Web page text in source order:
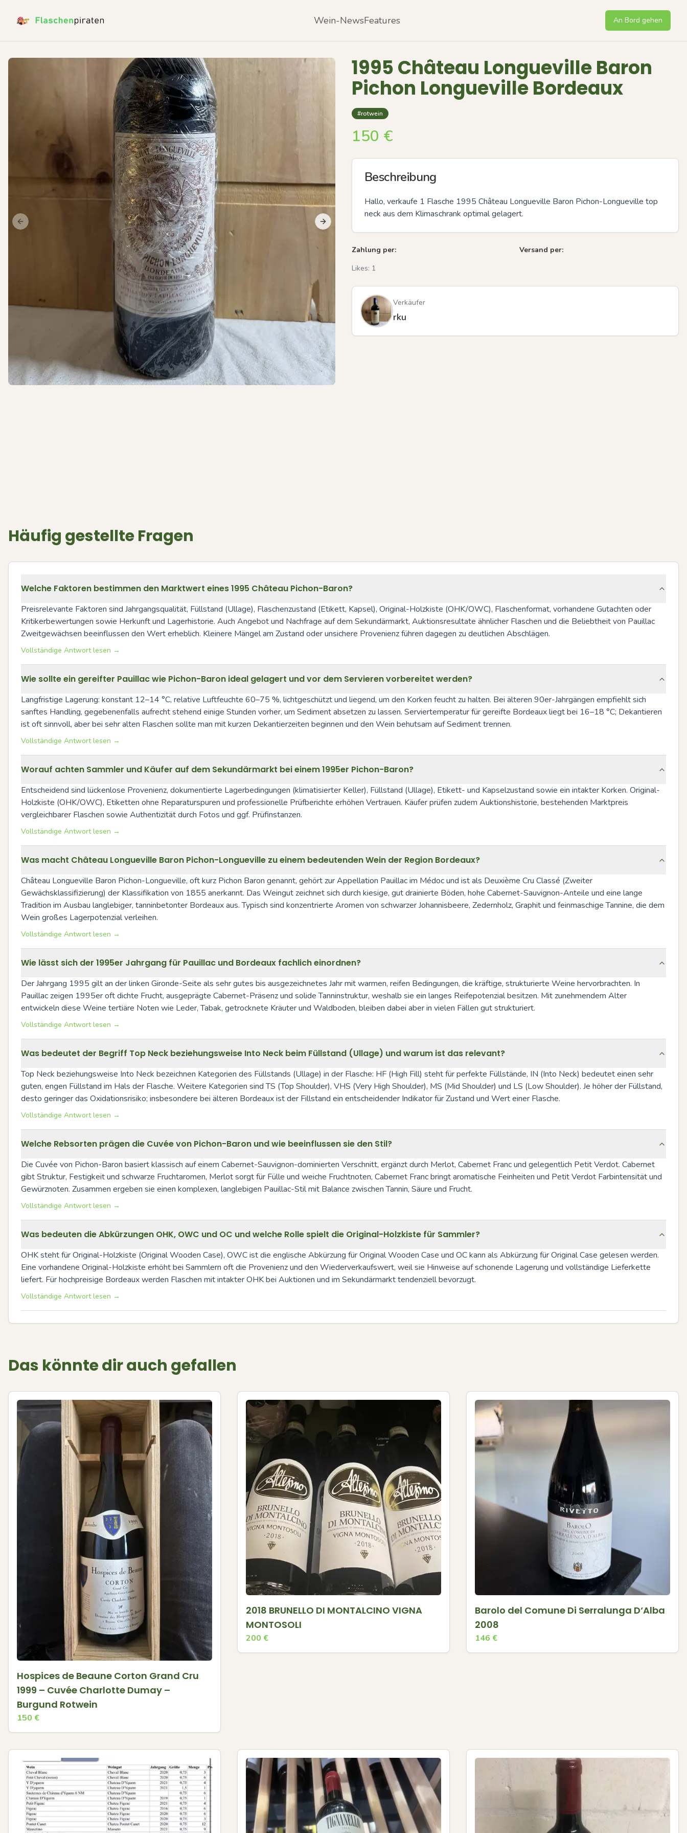
Wein-NewsFeatures An Bord gehen
Previous slide Next slide
1995 Château Longueville Baron
Pichon Longueville Bordeaux
#rotwein
150 €
Beschreibung
Hallo, verkaufe 1 Flasche 1995 Château Longueville Baron Pichon-Longueville top
neck aus dem Klimaschrank optimal gelagert.
Zahlung per:
Versand per:
Likes: 1
Verkäufer
rku
Häufig gestellte Fragen
Welche Faktoren bestimmen den Marktwert eines 1995 Château Pichon-Baron?
Preisrelevante Faktoren sind Jahrgangsqualität, Füllstand (Ullage), Flaschenzustand (Etikett, Kapsel), Original-Holzkiste (OHK/OWC), Flaschenformat, vorhandene Gutachten oder
Kritikerbewertungen sowie Herkunft und Lagerhistorie. Auch Angebot und Nachfrage auf dem Sekundärmarkt, Auktionsresultate ähnlicher Flaschen und die Beliebtheit von Pauillac
Zweitgewächsen beeinflussen den Wert erheblich. Kleinere Mängel am Zustand oder unsichere Provenienz führen dagegen zu deutlichen Abschlägen.
Vollständige Antwort lesen →
Wie sollte ein gereifter Pauillac wie Pichon-Baron ideal gelagert und vor dem Servieren vorbereitet werden?
Langfristige Lagerung: konstant 12–14 °C, relative Luftfeuchte 60–75 %, lichtgeschützt und liegend, um den Korken feucht zu halten. Bei älteren 90er-Jahrgängen empfiehlt sich
sanftes Handling, gegebenenfalls aufrecht stehend einige Stunden vorher, um Sediment absetzen zu lassen. Serviertemperatur für gereifte Bordeaux liegt bei 16–18 °C; Dekantieren
ist oft sinnvoll, aber bei sehr alten Flaschen sollte man mit kurzen Dekantierzeiten beginnen und den Wein behutsam auf Sediment trennen.
Vollständige Antwort lesen →
Worauf achten Sammler und Käufer auf dem Sekundärmarkt bei einem 1995er Pichon-Baron?
Entscheidend sind lückenlose Provenienz, dokumentierte Lagerbedingungen (klimatisierter Keller), Füllstand (Ullage), Etikett- und Kapselzustand sowie ein intakter Korken. Original-
Holzkiste (OHK/OWC), Etiketten ohne Reparaturspuren und professionelle Prüfberichte erhöhen Vertrauen. Käufer prüfen zudem Auktionshistorie, bestehenden Marktpreis
vergleichbarer Flaschen sowie Authentizität durch Fotos und ggf. Prüfinstanzen.
Vollständige Antwort lesen →
Was macht Château Longueville Baron Pichon-Longueville zu einem bedeutenden Wein der Region Bordeaux?
Château Longueville Baron Pichon-Longueville, oft kurz Pichon Baron genannt, gehört zur Appellation Pauillac im Médoc und ist als Deuxième Cru Classé (Zweiter
Gewächsklassifizierung) der Klassifikation von 1855 anerkannt. Das Weingut zeichnet sich durch kiesige, gut drainierte Böden, hohe Cabernet-Sauvignon-Anteile und eine lange
Tradition im Ausbau langlebiger, tanninbetonter Bordeaux aus. Typisch sind konzentrierte Aromen von schwarzer Johannisbeere, Zedernholz, Graphit und feinmaschige Tannine, die dem
Wein großes Lagerpotenzial verleihen.
Vollständige Antwort lesen →
Wie lässt sich der 1995er Jahrgang für Pauillac und Bordeaux fachlich einordnen?
Der Jahrgang 1995 gilt an der linken Gironde-Seite als sehr gutes bis ausgezeichnetes Jahr mit warmen, reifen Bedingungen, die kräftige, strukturierte Weine hervorbrachten. In
Pauillac zeigen 1995er oft dichte Frucht, ausgeprägte Cabernet-Präsenz und solide Tanninstruktur, weshalb sie ein langes Reifepotenzial besitzen. Mit zunehmendem Alter
entwickeln diese Weine tertiäre Noten wie Leder, Tabak, getrocknete Kräuter und Waldboden, bleiben dabei aber in vielen Fällen gut strukturiert.
Vollständige Antwort lesen →
Was bedeutet der Begriff Top Neck beziehungsweise Into Neck beim Füllstand (Ullage) und warum ist das relevant?
Top Neck beziehungsweise Into Neck bezeichnen Kategorien des Füllstands (Ullage) in der Flasche: HF (High Fill) steht für perfekte Füllstände, IN (Into Neck) bedeutet einen sehr
guten, engen Füllstand im Hals der Flasche. Weitere Kategorien sind TS (Top Shoulder), VHS (Very High Shoulder), MS (Mid Shoulder) und LS (Low Shoulder). Je höher der Füllstand,
desto geringer das Oxidationsrisiko; insbesondere bei älteren Bordeaux ist der Fillstand ein entscheidender Indikator für Zustand und Wert einer Flasche.
Vollständige Antwort lesen →
Welche Rebsorten prägen die Cuvée von Pichon-Baron und wie beeinflussen sie den Stil?
Die Cuvée von Pichon-Baron basiert klassisch auf einem Cabernet-Sauvignon-dominierten Verschnitt, ergänzt durch Merlot, Cabernet Franc und gelegentlich Petit Verdot. Cabernet
gibt Struktur, Festigkeit und schwarze Fruchtaromen, Merlot sorgt für Fülle und weiche Fruchtnoten, Cabernet Franc bringt aromatische Feinheiten und Petit Verdot Farbintensität und
Gewürznoten. Zusammen ergeben sie einen komplexen, langlebigen Pauillac-Stil mit Balance zwischen Tannin, Säure und Frucht.
Vollständige Antwort lesen →
Was bedeuten die Abkürzungen OHK, OWC und OC und welche Rolle spielt die Original-Holzkiste für Sammler?
OHK steht für Original-Holzkiste (Original Wooden Case), OWC ist die englische Abkürzung für Original Wooden Case und OC kann als Abkürzung für Original Case gelesen werden.
Eine vorhandene Original-Holzkiste erhöht bei Sammlern oft die Provenienz und den Wiederverkaufswert, weil sie Hinweise auf schonende Lagerung und vollständige Lieferkette
liefert. Für hochpreisige Bordeaux werden Flaschen mit intakter OHK bei Auktionen und im Sekundärmarkt tendenziell bevorzugt.
Vollständige Antwort lesen →
Das könnte dir auch gefallen
Hospices de Beaune Corton Grand Cru
1999 – Cuvée Charlotte Dumay –
Burgund Rotwein
150 €
2018 BRUNELLO DI MONTALCINO VIGNA
MONTOSOLI
200 €
Barolo del Comune Di Serralunga D‘Alba
2008
146 €